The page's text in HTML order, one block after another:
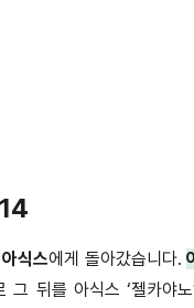
14
식스에게 돌아갔습니다.
그 뒤를 아식스‘젤카야노